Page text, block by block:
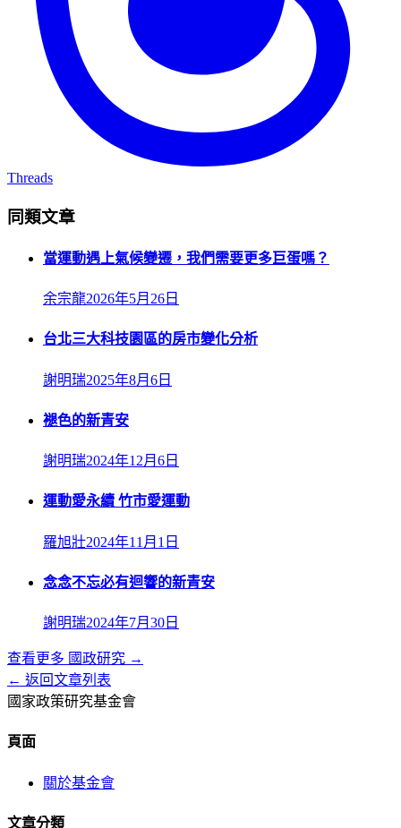
Threads
同類文章
當運動遇上氣候變遷，我們需要更多巨蛋嗎？
余宗龍2026年5月26日
台北三大科技園區的房市變化分析
謝明瑞2025年8月6日
褪色的新青安
謝明瑞2024年12月6日
運動愛永續 竹市愛運動
羅旭壯2024年11月1日
念念不忘必有迴響的新青安
謝明瑞2024年7月30日
查看更多 國政研究 →
← 返回文章列表
國家政策研究基金會
頁面
關於基金會
文章分類